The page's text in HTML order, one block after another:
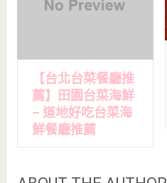
【台北台菜餐廳推
薦】田園台菜海鮮
– 道地好吃台菜海
鮮餐廳推薦